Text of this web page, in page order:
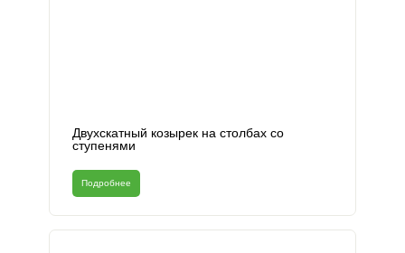
Двухскатный козырек на столбах со
ступенями
Подробнее